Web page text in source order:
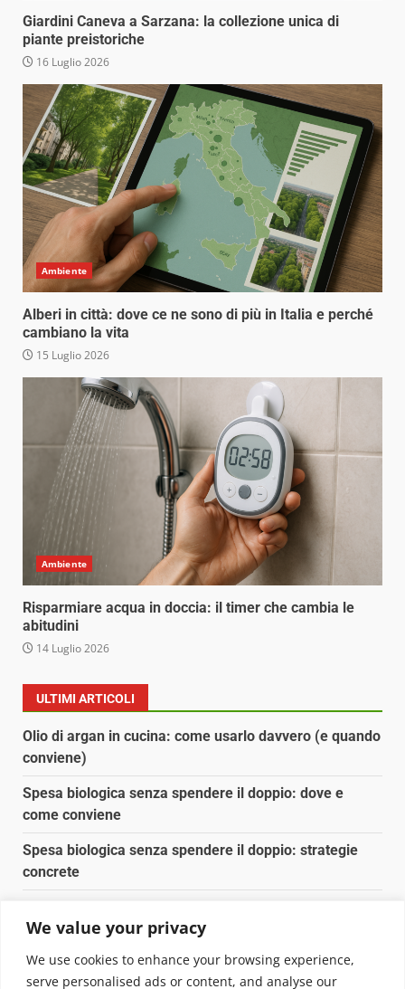
We value your privacy
We use cookies to enhance your browsing experience,
serve personalised ads or content, and analyse our
Giardini Caneva a Sarzana: la collezione unica di
piante preistoriche
16 Luglio 2026
Ambiente
Alberi in città: dove ce ne sono di più in Italia e perché
cambiano la vita
15 Luglio 2026
Ambiente
Risparmiare acqua in doccia: il timer che cambia le
abitudini
14 Luglio 2026
ULTIMI ARTICOLI
Olio di argan in cucina: come usarlo davvero (e quando
conviene)
Spesa biologica senza spendere il doppio: dove e
come conviene
Spesa biologica senza spendere il doppio: strategie
concrete
Pulizia naturale della casa: 3 ingredienti che
sostituiscono 10 prodotti chimici